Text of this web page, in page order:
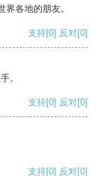
各地的朋友。
支持[0] 反对[0]
。
支持[0] 反对[0]
支持[0] 反对[0]